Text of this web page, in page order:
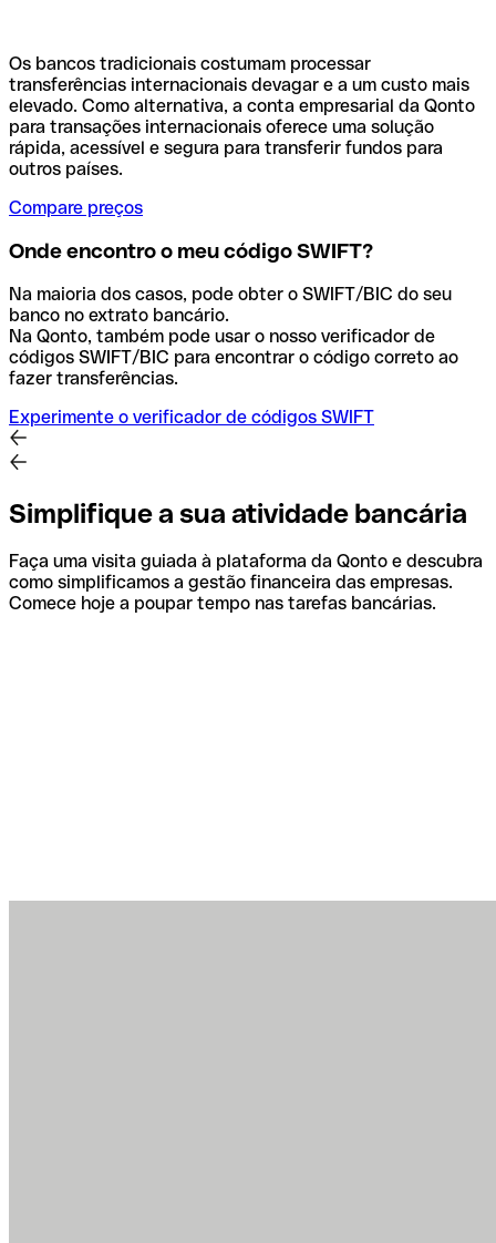
Os bancos tradicionais costumam processar
transferências internacionais devagar e a um custo mais
elevado. Como alternativa, a conta empresarial da Qonto
para transações internacionais oferece uma solução
rápida, acessível e segura para transferir fundos para
outros países.
Compare preços
Onde encontro o meu código SWIFT?
Na maioria dos casos, pode obter o SWIFT/BIC do seu
banco no extrato bancário.
Na Qonto, também pode usar o nosso verificador de
códigos SWIFT/BIC para encontrar o código correto ao
fazer transferências.
Experimente o verificador de códigos SWIFT
Simplifique a sua atividade bancária
Faça uma visita guiada à plataforma da Qonto e descubra
como simplificamos a gestão financeira das empresas.
Comece hoje a poupar tempo nas tarefas bancárias.